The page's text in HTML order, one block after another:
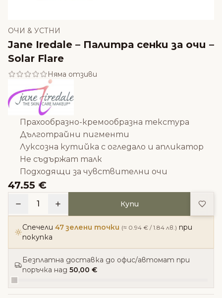
ОЧИ & УСТНИ
Jane Iredale – Палитра сенки за очи –
Solar Flare
Няма отзиви
Прахообразно-кремообразна текстура
Дълготрайни пигменти
Луксозна кутийка с огледало и апликатор
Не съдържат талк
Подходящи за чувствителни очи
47.55 €
1 Купи
Спечели 47 зелени точки (≈ 0.94 € / 1.84 лв.) при
покупка
Безплатна доставка до офис/автомат при
поръчка над 50,00 €